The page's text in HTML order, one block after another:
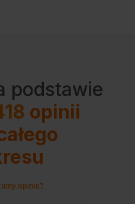
podstawie
opinii
opinie?